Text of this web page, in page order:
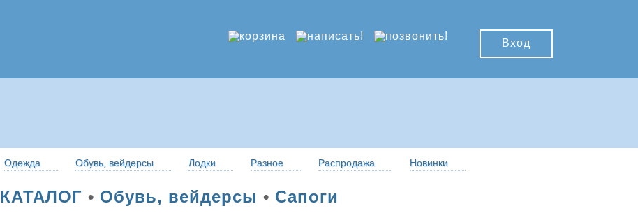
Вход
Одежда Обувь, вейдерсы Лодки Разное Распродажа Новинки
КАТАЛОГ • Обувь, вейдерсы • Сапоги